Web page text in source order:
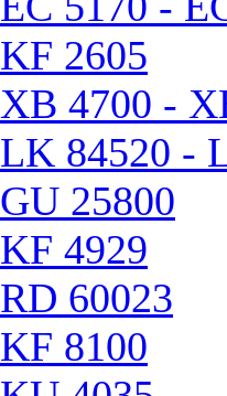
KF 2605
XB 4700 -
LK 84520 -
GU 25800
KF 4929
RD 60023
KF 8100